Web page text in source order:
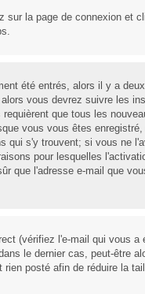
sur la page de connexion et
été entrés, alors il y a
vous devrez suivre les
que tous les
vous vous êtes
qui s'y trouvent; si vous ne
pour lesquelles
que l'adresse e-mail que
(vérifiez l'e-mail qui vous a
le dernier cas, peut-être
posté afin de réduire la